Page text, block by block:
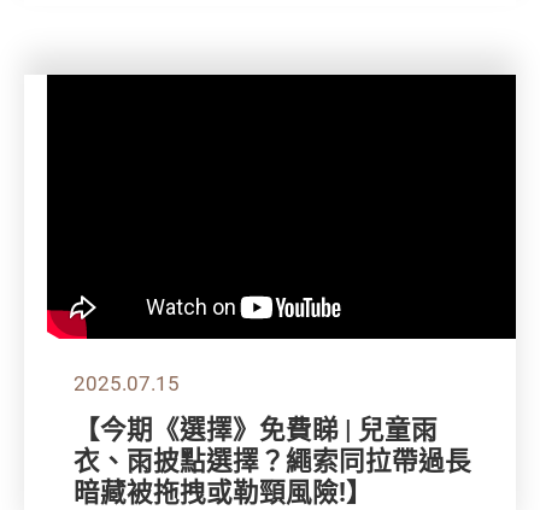
2025.07.15
【今期《選擇》免費睇 | 兒童雨
衣、雨披點選擇？繩索同拉帶過長
暗藏被拖拽或勒頸風險!】